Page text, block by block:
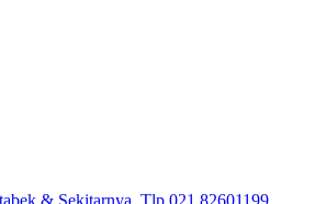
& Sekitarnya, Tlp 021 82601199